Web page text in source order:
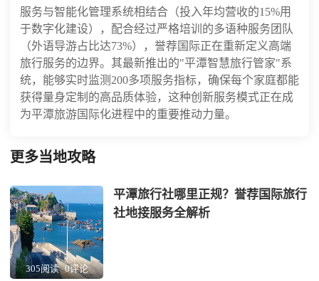
服务与智能化管理系统相结合（投入年均营收的15%用
于数字化建设），配合经过严格培训的多语种服务团队
（外语导游占比达73%），誉荐国际正在重新定义高端
旅行服务的边界。其最新推出的"平潭智慧旅行管家"系
统，能够实时监测200多项服务指标，确保每个家庭都能
获得量身定制的高品质体验，这种创新服务模式正在成
为平潭旅游国际化进程中的重要推动力量。
更多当地攻略
305阅读 0评论
平潭旅行社哪里正规？誉荐国际旅行
社地接服务全解析